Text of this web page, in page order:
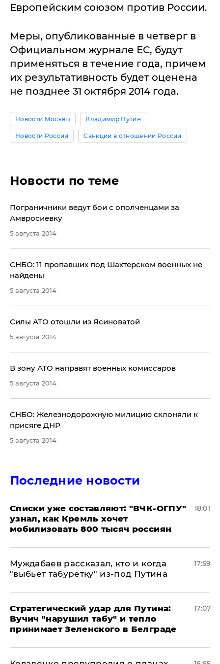
Европейским союзом против России.
Меры, опубликованные в четверг в
Официальном журнале ЕС, будут
применяться в течение года, причем
их результативность будет оценена
не позднее 31 октября 2014 года.
Новости Москвы Владимир Путин
Новости России Санкции в отношении России
Новости по теме
Пограничники ведут бои с ополченцами за
Амвросиевку
5 августа 2014
​СНБО: 11 пропавших под Шахтерском военных не
найдены
5 августа 2014
Силы АТО отошли из Ясиноватой
5 августа 2014
В зону АТО направят военных комиссаров
5 августа 2014
СНБО: Железнодорожную милицию склоняли к
присяге ДНР
5 августа 2014
Последние новости
Списки уже составляют: "ВЧК-ОГПУ"
узнал, как Кремль хочет
мобилизовать 800 тысяч россиян
18:01
Муждабаев рассказал, кто и когда
"выбьет табуретку" из-под Путина
17:59
Стратегический удар для Путина:
Вучич "нарушил табу" и тепло
принимает Зеленского в Белграде
17:07